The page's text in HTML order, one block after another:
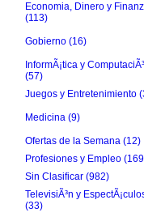
Economia, Dinero y
(113)
Gobierno (16)
InformÃ¡tica y
(57)
Juegos y Entretenimiento
Medicina (9)
Ofertas de la Semana (12)
Profesiones y Empleo
Sin Clasificar (982)
TelevisiÃ³n y
(33)